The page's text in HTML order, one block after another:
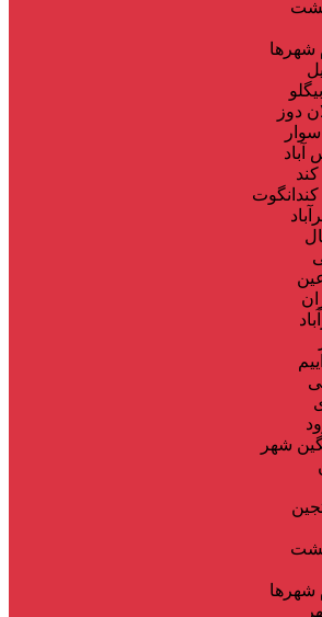
شهر‌ها
دوز
سوار
آباد
کند
کندانگوت
شهر
شهر‌ها